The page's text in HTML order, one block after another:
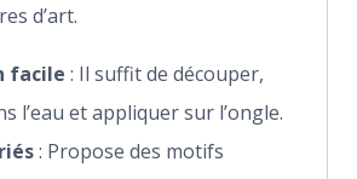
d’art.
facile : Il suffit de découper,
l’eau et appliquer sur l’ongle.
: Propose des motifs